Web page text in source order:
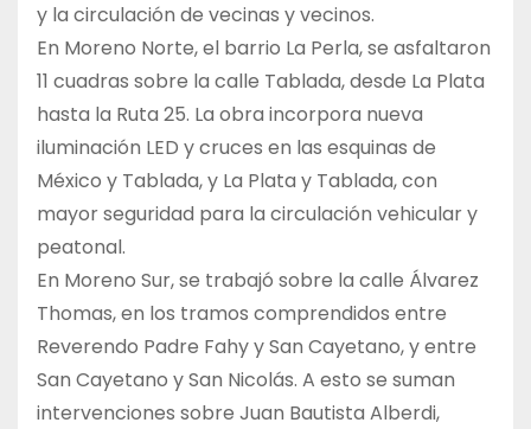
y la circulación de vecinas y vecinos.
En Moreno Norte, el barrio La Perla, se asfaltaron
11 cuadras sobre la calle Tablada, desde La Plata
hasta la Ruta 25. La obra incorpora nueva
iluminación LED y cruces en las esquinas de
México y Tablada, y La Plata y Tablada, con
mayor seguridad para la circulación vehicular y
peatonal.
En Moreno Sur, se trabajó sobre la calle Álvarez
Thomas, en los tramos comprendidos entre
Reverendo Padre Fahy y San Cayetano, y entre
San Cayetano y San Nicolás. A esto se suman
intervenciones sobre Juan Bautista Alberdi,